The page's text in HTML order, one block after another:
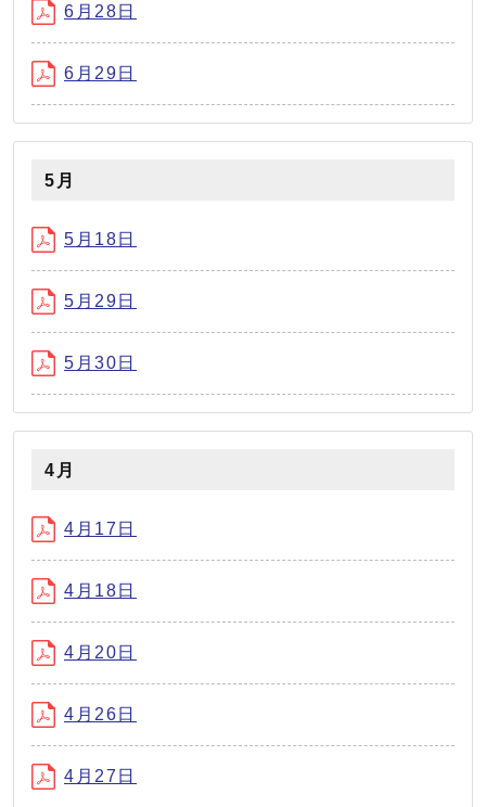
6月28日
6月29日
5月
5月18日
5月29日
5月30日
4月
4月17日
4月18日
4月20日
4月26日
4月27日